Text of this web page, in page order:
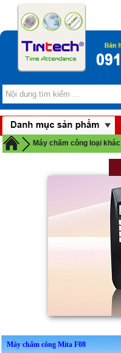
Máy chấm công loại khác
Máy chấm công Mita F08